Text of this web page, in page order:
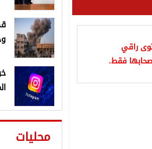
راقي
فقط.
محليات